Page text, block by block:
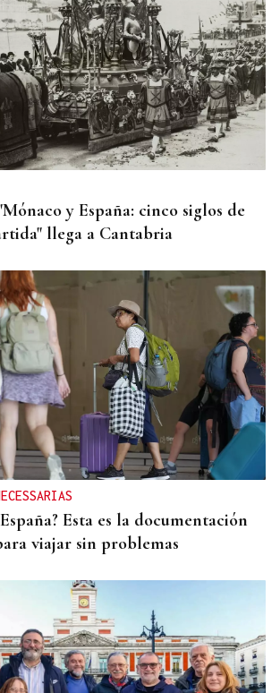
y España: cinco siglos de
llega a Cantabria
Esta es la documentación
viajar sin problemas